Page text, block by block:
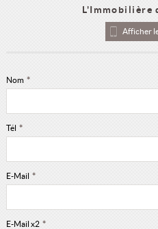
L'Immobilière
Afficher
Nom *
Tél *
E-Mail *
E-Mail x2 *